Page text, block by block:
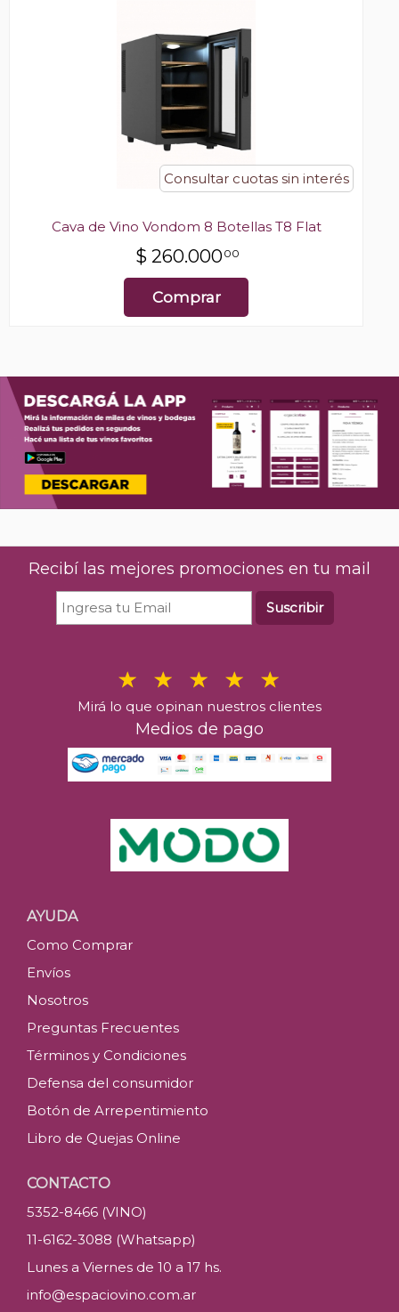
Consultar cuotas sin interés
Cava de Vino Vondom 8 Botellas T8 Flat
$ 260.00000
Comprar
Recibí las mejores promociones en tu mail
Suscribir
Mirá lo que opinan nuestros clientes
Medios de pago
AYUDA
Como Comprar
Envíos
Nosotros
Preguntas Frecuentes
Términos y Condiciones
Defensa del consumidor
Botón de Arrepentimiento
Libro de Quejas Online
CONTACTO
5352-8466 (VINO)
11-6162-3088 (Whatsapp)
Lunes a Viernes de 10 a 17 hs.
info@espaciovino.com.ar